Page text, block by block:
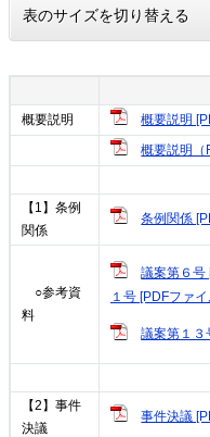
表のサイズを切り替える
概要説明
概要説明
概要説明（
【1】条例
関係
条例関係
○参考資
料
議案第６号
１号 [PDFファ
議案第１３
【2】事件
決議
事件決議